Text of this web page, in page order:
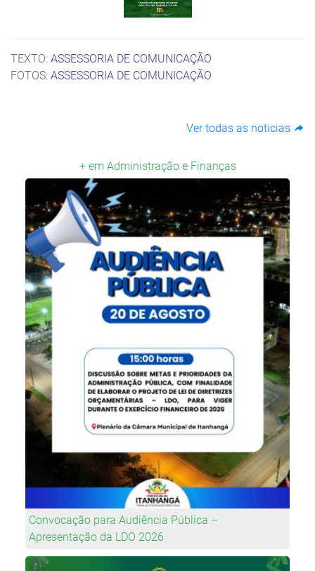
TEXTO: ASSESSORIA DE COMUNICAÇÃO
FOTOS: ASSESSORIA DE COMUNICAÇÃO
Ver todas as noticias
+ em Administração e Finanças
Convocação para Audiência Pública –
Apresentação da LDO 2026